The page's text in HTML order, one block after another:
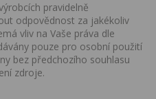
pravidelně
odpovědnost za jakékoliv
vliv na Vaše práva dle
pouze pro osobní použití
bez předchozího souhlasu
zdroje.